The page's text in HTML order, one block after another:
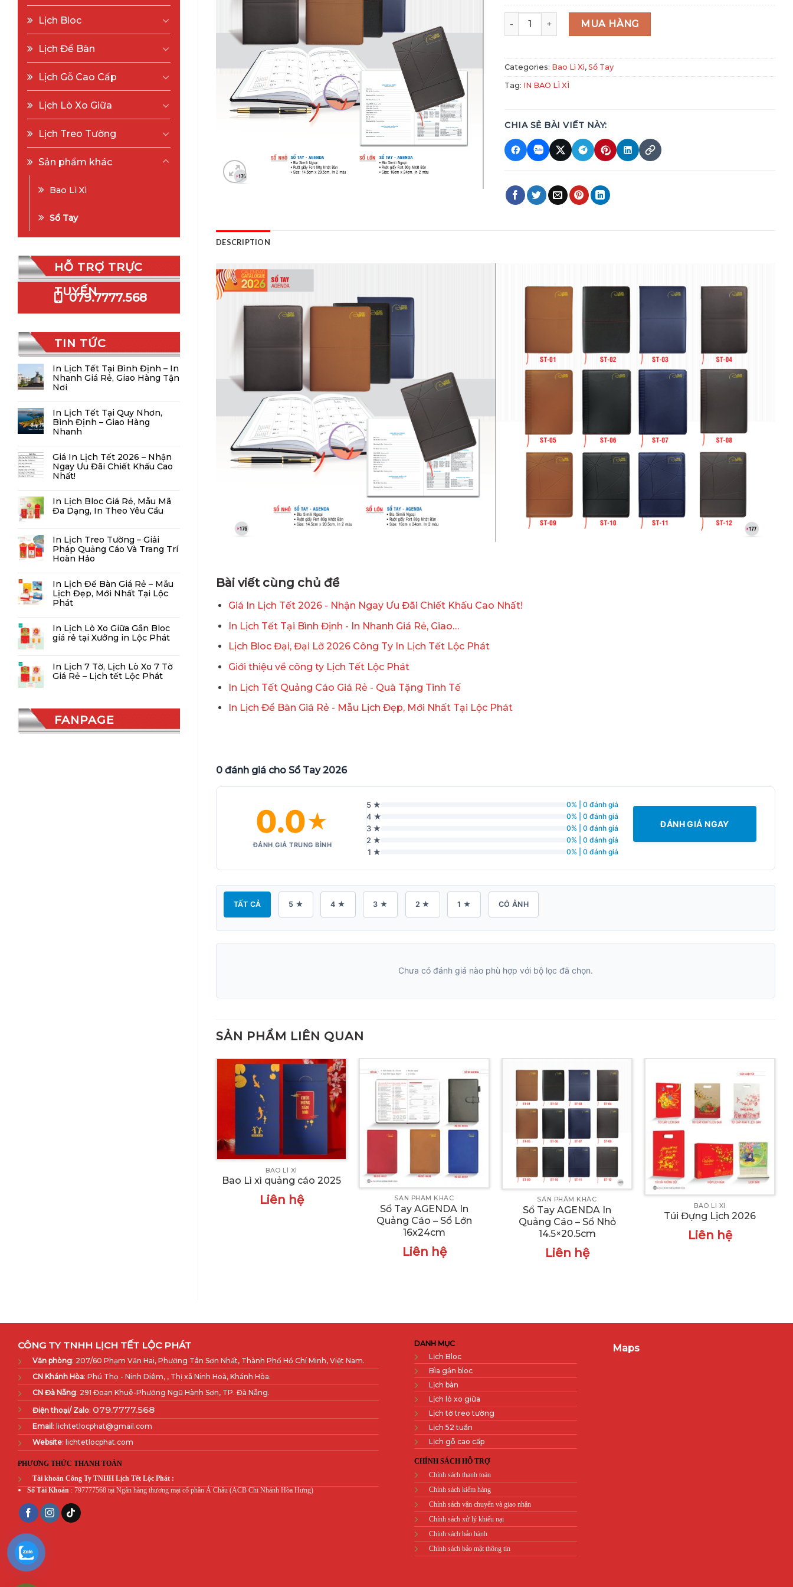
Sổ Tay 2026 quantityMUA HÀNG
Categories: Bao Lì Xì, Sổ Tay
Tag: IN BAO LÌ XÌ
CHIA SẺ BÀI VIẾT NÀY:
DESCRIPTION
Bài viết cùng chủ đề
Giá In Lịch Tết 2026 - Nhận Ngay Ưu Đãi Chiết Khấu Cao Nhất!
In Lịch Tết Tại Bình Định - In Nhanh Giá Rẻ, Giao…
Lịch Bloc Đại, Đại Lỡ 2026 Công Ty In Lịch Tết Lộc Phát
Giới thiệu về công ty Lịch Tết Lộc Phát
In Lịch Tết Quảng Cáo Giá Rẻ - Quà Tặng Tinh Tế
In Lịch Để Bàn Giá Rẻ - Mẫu Lịch Đẹp, Mới Nhất Tại Lộc Phát
0 đánh giá cho Sổ Tay 2026
0.0★
ĐÁNH GIÁ TRUNG BÌNH
5 ★ 0% | 0 đánh giá
4 ★ 0% | 0 đánh giá
3 ★ 0% | 0 đánh giá
2 ★ 0% | 0 đánh giá
1 ★ 0% | 0 đánh giá
ĐÁNH GIÁ NGAY
TẤT CẢ 5 ★ 4 ★ 3 ★ 2 ★ 1 ★ CÓ ẢNH
Chưa có đánh giá nào phù hợp với bộ lọc đã chọn.
SẢN PHẨM LIÊN QUAN
BAO LÌ XÌ
Bao Lì xì quảng cáo 2025
Liên hệ SẢN PHẨM KHÁC
Sổ Tay AGENDA In
Quảng Cáo – Sổ Lớn
16x24cm
Liên hệ
SẢN PHẨM KHÁC
Sổ Tay AGENDA In
Quảng Cáo – Sổ Nhỏ
14.5×20.5cm
Liên hệ
BAO LÌ XÌ
Túi Đựng Lịch 2026
Liên hệ
Lịch Bloc
Lịch Để Bàn
Lịch Gỗ Cao Cấp
Lịch Lò Xo Giữa
Lịch Treo Tường
Sản phẩm khác
Bao Lì Xì
Sổ Tay
HỖ TRỢ TRỰC
TUYẾN
079.7777.568
TIN TỨC
In Lịch Tết Tại Bình Định – In
Nhanh Giá Rẻ, Giao Hàng Tận
Nơi
In Lịch Tết Tại Quy Nhơn,
Bình Định – Giao Hàng
Nhanh
Giá In Lịch Tết 2026 – Nhận
Ngay Ưu Đãi Chiết Khấu Cao
Nhất!
In Lịch Bloc Giá Rẻ, Mẫu Mã
Đa Dạng, In Theo Yêu Cầu
In Lịch Treo Tường – Giải
Pháp Quảng Cáo Và Trang Trí
Hoàn Hảo
In Lịch Để Bàn Giá Rẻ – Mẫu
Lịch Đẹp, Mới Nhất Tại Lộc
Phát
In Lịch Lò Xo Giữa Gắn Bloc
giá rẻ tại Xưởng in Lộc Phát
In Lịch 7 Tờ, Lịch Lò Xo 7 Tờ
Giá Rẻ – Lịch tết Lộc Phát
FANPAGE
CÔNG TY TNHH LỊCH TẾT LỘC PHÁT
Văn phòng: 207/60 Phạm Văn Hai, Phường Tân Sơn Nhất, Thành Phố Hồ Chí Minh, Việt Nam.
CN Khánh Hòa: Phú Thọ - Ninh Diêm, , Thị xã Ninh Hoà, Khánh Hòa.
CN Đà Nẵng: 291 Đoan Khuê-Phường Ngũ Hành Sơn, TP. Đà Nẵng.
Điện thoại/ Zalo: 079.7777.568
Email : lichtetlocphat@gmail.com
Website: lichtetlocphat.com
PHƯƠNG THỨC THANH TOÁN
Tài khoản Công Ty TNHH Lịch Tết Lộc Phát :
Số Tài Khoản : 797777568 tại Ngân hàng thương mại cổ phần Á Châu (ACB Chi Nhánh Hòa Hưng)
DANH MỤC
Lịch Bloc
Bìa gắn bloc
Lịch bàn
Lịch lò xo giữa
Lịch tờ treo tường
Lịch 52 tuần
Lịch gỗ cao cấp
CHÍNH SÁCH HỖ TRỢ
Chính sách thanh toán
Chính sách kiểm hàng
Chính sách vận chuyển và giao nhận
Chính sách xử lý khiếu nại
Chính sách bảo hành
Chính sách bảo mật thông tin
Maps